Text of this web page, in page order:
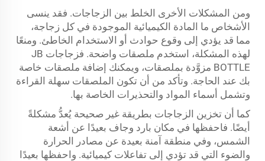
ومن المشكلات الأخرى الخلط بين الزجاجات. فقد ينسى
الأشخاص ما المادة الكيميائية الموجودة في كل زجاجة،
مما قد يؤدي إلى وقوع حوادث أو الاستخدام الخاطئ. ومنعًا
لهذه المشكلة، استخدم ملصقات واضحة. فزجاجات JB
BOTTLE مزوَّدة بملصقات، ويمكنك إضافة ملصقات خاصة
بك عند الحاجة. وتأكد من أن تكون الملصقات سهلة القراءة
وتشمل أسماء المواد والتحذيرات الخاصة بها.
كما أن تخزين الزجاجات بطريقة غير صحيحة يُعدُّ مشكلةً
أيضًا. فاحفظها في مكان بارد وجاف بعيدًا عن أشعة
الشمس، وفي منطقة آمنة بعيدة عن مصادر الحرارة
والضوء التي قد تؤدي إلى تفاعلات كيميائية. واحفظها بعيدًا